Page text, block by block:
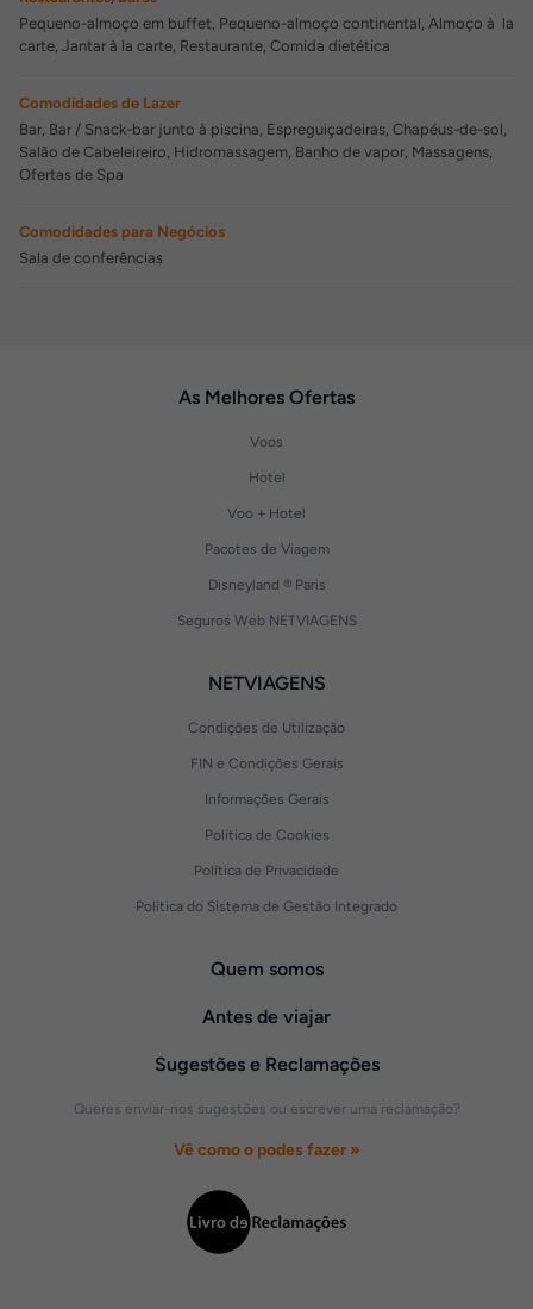
Pequeno-almoço em buffet, Pequeno-almoço continental, Almoço à la
carte, Jantar à la carte, Restaurante, Comida dietética
Comodidades de Lazer
Bar, Bar / Snack-bar junto à piscina, Espreguiçadeiras, Chapéus-de-sol,
Salão de Cabeleireiro, Hidromassagem, Banho de vapor, Massagens,
Ofertas de Spa
Comodidades para Negócios
Sala de conferências
As Melhores Ofertas
Voos
Hotel
Voo + Hotel
Pacotes de Viagem
Disneyland ® Paris
Seguros Web NETVIAGENS
NETVIAGENS
Condições de Utilização
FIN e Condições Gerais
Informações Gerais
Política de Cookies
Política de Privacidade
Política do Sistema de Gestão Integrado
Quem somos
Antes de viajar
Sugestões e Reclamações
Queres enviar-nos sugestões ou escrever uma reclamação?
Vê como o podes fazer »